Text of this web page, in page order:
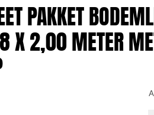
PAKKET
X 2,00 METER